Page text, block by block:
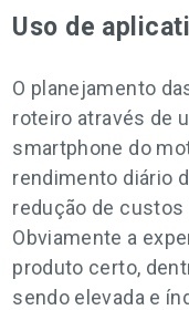
Uso de
O planejamento
roteiro através de
smartphone do
rendimento diário
redução de
Obviamente a
produto certo,
sendo elevada e